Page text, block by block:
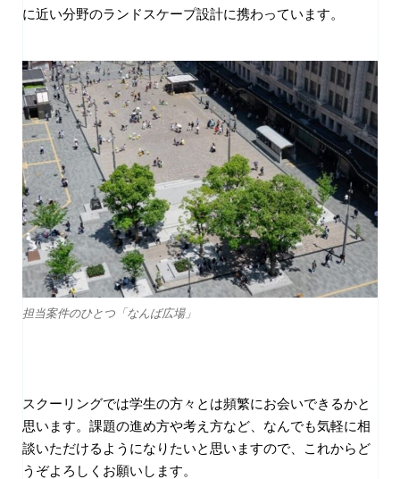
に近い分野のランドスケープ設計に携わっています。
担当案件のひとつ「なんば広場」
スクーリングでは学生の方々とは頻繁にお会いできるかと
思います。課題の進め方や考え方など、なんでも気軽に相
談いただけるようになりたいと思いますので、これからど
うぞよろしくお願いします。